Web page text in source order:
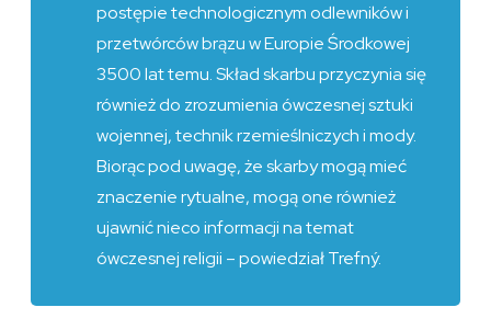
postępie technologicznym odlewników i
przetwórców brązu w Europie Środkowej
3500 lat temu. Skład skarbu przyczynia się
również do zrozumienia ówczesnej sztuki
wojennej, technik rzemieślniczych i mody.
Biorąc pod uwagę, że skarby mogą mieć
znaczenie rytualne, mogą one również
ujawnić nieco informacji na temat
ówczesnej religii – powiedział Trefný.